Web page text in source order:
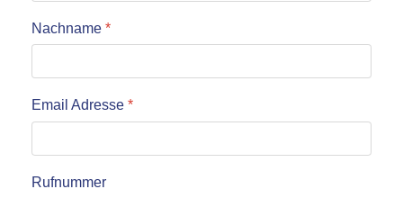
Nachname *
Email Adresse *
Rufnummer